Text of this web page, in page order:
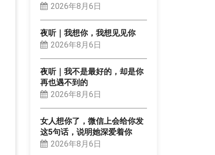
2026年8月6日
夜听｜我想你，我想见见你
2026年8月6日
夜听｜我不是最好的，却是你
再也遇不到的
2026年8月6日
女人想你了，微信上会给你发
这5句话，说明她深爱着你
2026年8月6日